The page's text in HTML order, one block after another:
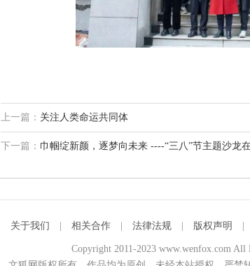
上一篇： 关注人类命运共同体
下一篇： 巾帼绽新颜，逐梦向未来 ----“三八”节主题沙龙
关于我们 相关合作 法律法规 版权声明
Copyright 2011-2023 www.wenfox.com All